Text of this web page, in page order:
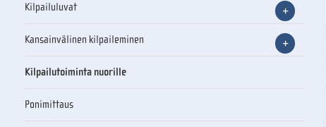
Kilpailuluvat
Kansainvälinen kilpaileminen
Kilpailutoiminta nuorille
Ponimittaus